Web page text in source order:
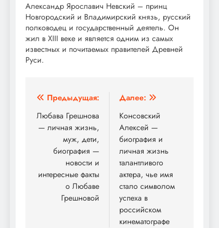
Александр Ярославич Невский – принц
Новгородский и Владимирский князь, русский
полководец и государственный деятель. Он
жил в XIII веке и является одним из самых
известных и почитаемых правителей Древней
Руси.
Навигация
по
записям
Предыдущая:
Любава Грешнова
— личная жизнь,
муж, дети,
биография —
новости и
интересные факты
о Любаве
Грешновой
Далее:
Консовский
Алексей —
биография и
личная жизнь
талантливого
актера, чье имя
стало символом
успеха в
российском
кинематографе